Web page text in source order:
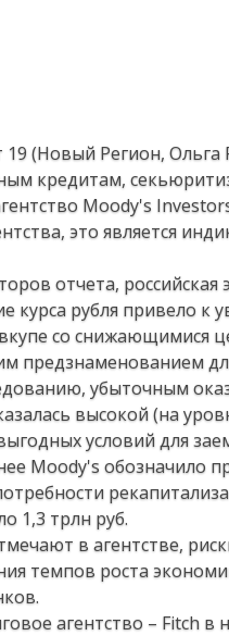
19 (Новый Регион,
кредитам,
Moody's
это является
отчета, российская
курса рубля привело
со снижающимися
предзнаменованием
убыточным
высокой (на
условий для
Moody's обозначило
1,3 трлн руб.
в агентстве,
темпов роста
агентство – Fitch в